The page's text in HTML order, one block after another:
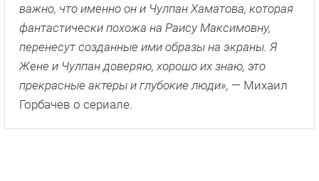
важно, что именно он и Чулпан Хаматова, которая
фантастически похожа на Раису Максимовну,
перенесут созданные ими образы на экраны. Я
Жене и Чулпан доверяю, хорошо их знаю, это
прекрасные актеры и глубокие люди», — Михаил
Горбачев о сериале.